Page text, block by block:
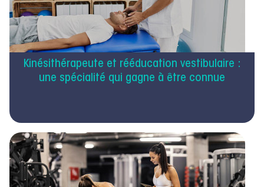
Kinésithérapeute et rééducation vestibulaire :
une spécialité qui gagne à être connue